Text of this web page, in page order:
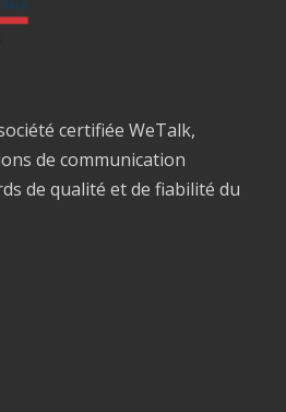
certifiée WeTalk,
de communication
de qualité et de fiabilité du